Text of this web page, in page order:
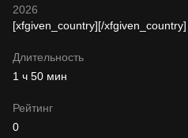
2026
Длительность
1 ч 50 мин
[xfgiven_country][/xfgiven_country]
Рейтинг
0